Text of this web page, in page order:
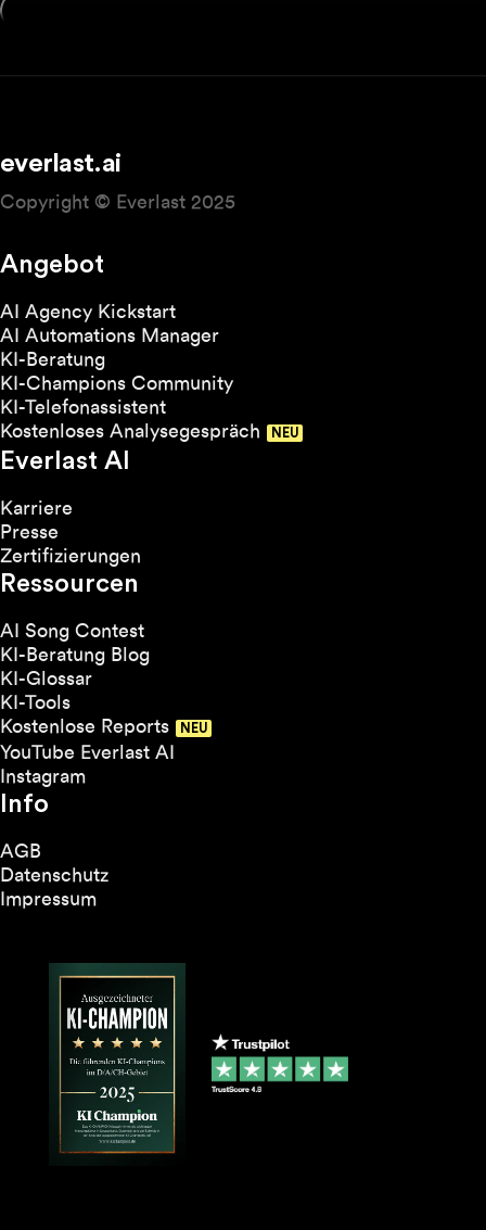
everlast.ai
Copyright © Everlast 2025
Angebot
AI Agency Kickstart
AI Automations Manager
KI-Beratung
KI-Champions Community
KI-Telefonassistent
Kostenloses Analysegespräch
Everlast AI
Karriere
Presse
Zertifizierungen
Ressourcen
AI Song Contest
KI-Beratung Blog
KI-Glossar
KI-Tools
Kostenlose Reports
YouTube Everlast AI
Instagram
Info
AGB
Datenschutz
Impressum